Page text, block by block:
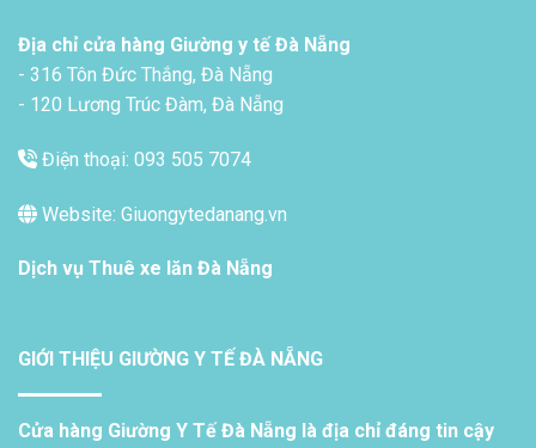
Địa chỉ cửa hàng Giường y tế Đà Nẵng
- 316 Tôn Đức Thắng, Đà Nẵng
- 120 Lương Trúc Đàm, Đà Nẵng
Điện thoại: 093 505 7074
Website: Giuongytedanang.vn
Dịch vụ Thuê xe lăn Đà Nẵng
GIỚI THIỆU GIƯỜNG Y TẾ ĐÀ NẴNG
Cửa hàng Giường Y Tế Đà Nẵng là địa chỉ đáng tin cậy